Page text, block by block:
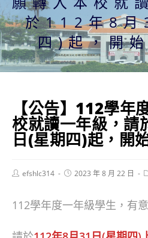
於112年8
四)起，開
【公告】112學年
校就讀一年級，請
日(星期四)起，開
Postefshlc314
Post2023 年 8 月 22 日
112學年度一年級學生，有